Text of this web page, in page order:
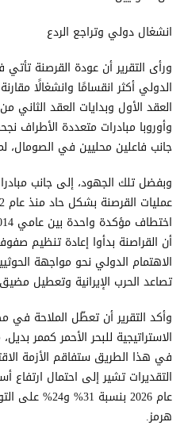
انشغال دولي وتراجع الردع
ورأى التقرير أن عودة القرصنة
الدولي أكثر انقسامًا وانشغالًا
العقد الأول وبدايات العقد الثاني
وأوروبا مبادرات متعددة
جانب فاعلين محليين في الصومال،
وبفضل تلك الجهود، إلى جانب
الاهتمام الدولي نحو مواجهة
تصاعد الحرب الإيرانية وتعطيل
وأكد التقرير أن تعطّل الملاحة في
الاستراتيجية للبحر الأحمر كممر
في هذا الطريق ستفاقم الأزمة
التقديرات تشير إلى احتمال ارتفاع
عام 2026 بنسبة
هرمز.